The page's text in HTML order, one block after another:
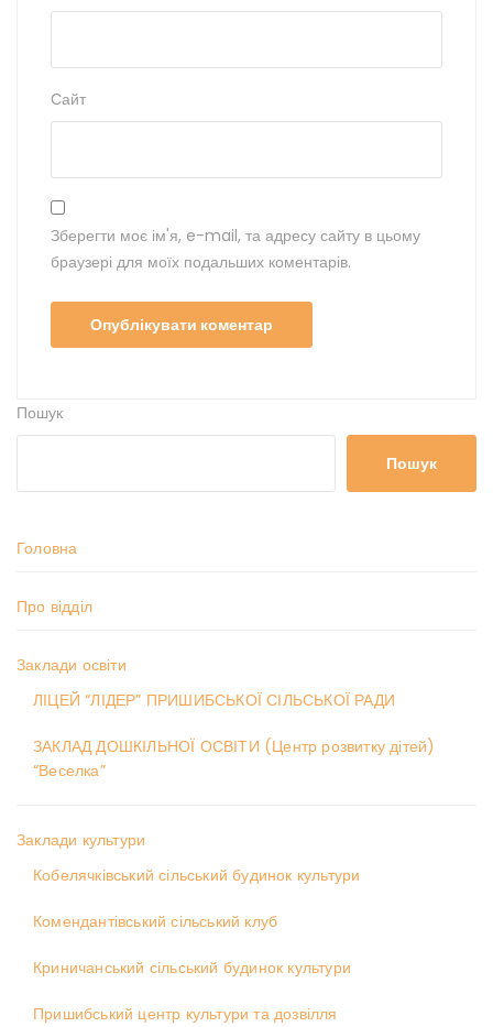
Сайт
Зберегти моє ім'я, e-mail, та адресу сайту в цьому
браузері для моїх подальших коментарів.
Пошук
Пошук
Головна
Про відділ
Заклади освіти
ЛІЦЕЙ “ЛІДЕР” ПРИШИБСЬКОЇ СІЛЬСЬКОЇ РАДИ
ЗАКЛАД ДОШКІЛЬНОЇ ОСВІТИ (Центр розвитку дітей)
“Веселка”
Заклади культури
Кобелячківський сільський будинок культури
Комендантівський сільський клуб
Криничанський сільський будинок культури
Пришибський центр культури та дозвілля